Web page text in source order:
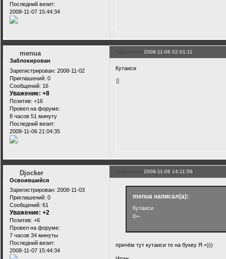
Последний визит:
2008-11-07 15:44:34
Поделиться2008-11-06 02:01:11
menua
Заблокирован
Зарегистрирован: 2008-11-02
Приглашений: 0
Сообщений: 16
Уважение: +8
Позитив: +16
Провел на форуме:
8 часов 51 минуту
Последний визит:
2008-11-06 21:04:35
Кутаиси
0
Поделиться2008-11-06 14:11:56
Djocker
Освоившийся
Зарегистрирован: 2008-11-03
Приглашений: 0
Сообщений: 61
Уважение: +2
Позитив: +6
Провел на форуме:
7 часов 34 минуты
Последний визит:
2008-11-07 15:44:34
menua написал(а):
Кутаиси
0+-
причём тут кутаиси те на букву Я =)))